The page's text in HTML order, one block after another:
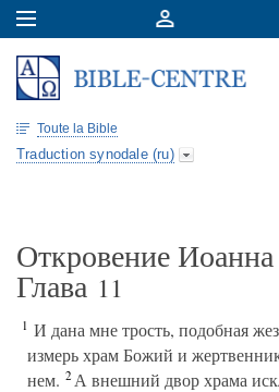
Toute la Bible
Traduction synodale (ru)
Откровение Иоанна
Глава 11
1 И дана мне трость, подобная
измерь храм Божий и
нем. 2А внешний двор храма